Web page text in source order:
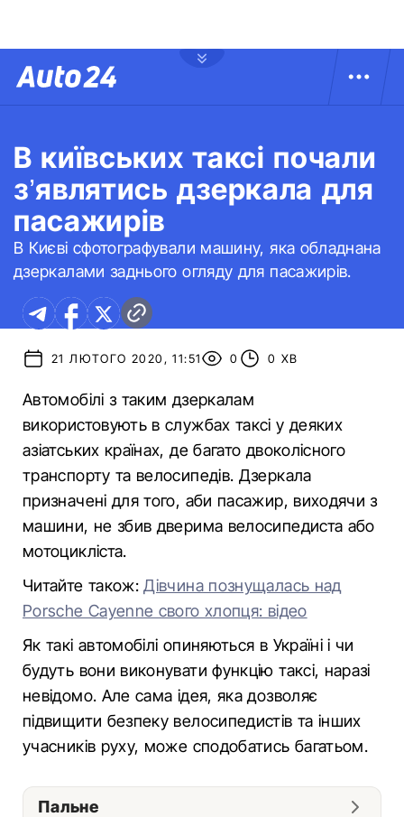
В київських таксі почали
з’являтись дзеркала для
пасажирів
В Києві сфотографували машину, яка обладнана
дзеркалами заднього огляду для пасажирів.
21 ЛЮТОГО 2020, 11:51 0 0 ХВ
Автомобілі з таким дзеркалам
використовують в службах таксі у деяких
азіатських країнах, де багато двоколісного
транспорту та велосипедів. Дзеркала
призначені для того, аби пасажир, виходячи з
машини, не збив дверима велосипедиста або
мотоцикліста.
Читайте також:Дівчина познущалась над
Porsche Cayenne свого хлопця: відео
Як такі автомобілі опиняються в Україні і чи
будуть вони виконувати функцію таксі, наразі
невідомо. Але сама ідея, яка дозволяє
підвищити безпеку велосипедистів та інших
учасників руху, може сподобатись багатьом.
Пальне